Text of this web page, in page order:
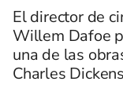
El director de
Willem Dafoe
una de las
Charles